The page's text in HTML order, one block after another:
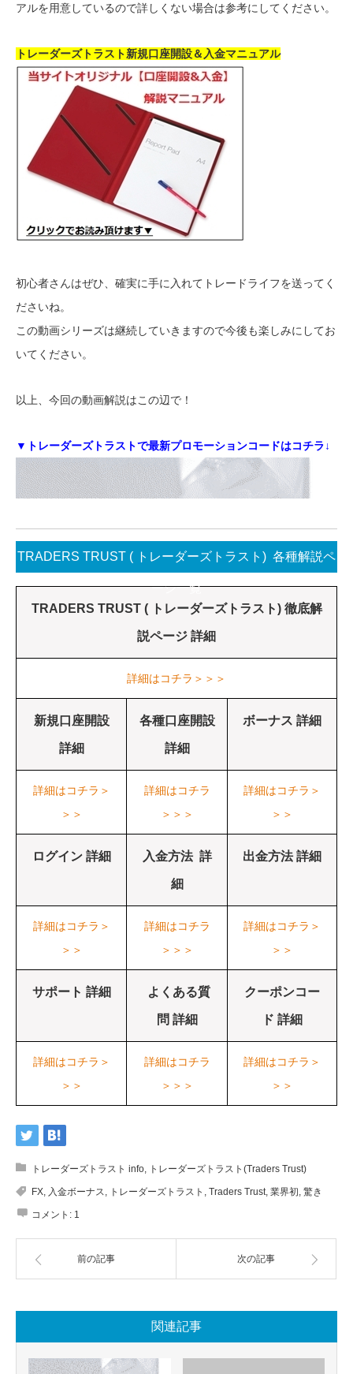
アルを用意しているので詳しくない場合は参考にしてください。
トレーダーズトラスト新規口座開設＆入金マニュアル
初心者さんはぜひ、確実に手に入れてトレードライフを送ってく
ださいね。
この動画シリーズは継続していきますので今後も楽しみにしてお
いてください。
以上、今回の動画解説はこの辺で！
▼トレーダーズトラストで最新プロモーションコードはコチラ↓
TRADERS TRUST ( トレーダーズトラスト) 各種解説ペ
ージ一覧
TRADERS TRUST ( トレーダーズトラスト) 徹底解
説ページ 詳細
詳細はコチラ＞＞＞
新規口座開設
詳細
各種口座開設
詳細
ボーナス 詳細
詳細はコチラ＞
＞＞
詳細はコチラ
＞＞＞
詳細はコチラ＞
＞＞
ログイン 詳細 入金方法 詳
細
出金方法 詳細
詳細はコチラ＞
＞＞
詳細はコチラ
＞＞＞
詳細はコチラ＞
＞＞
サポート 詳細 よくある質
問 詳細
クーポンコー
ド 詳細
詳細はコチラ＞
＞＞
詳細はコチラ
＞＞＞
詳細はコチラ＞
＞＞
トレーダーズトラスト info, トレーダーズトラスト(Traders Trust)
FX, 入金ボーナス, トレーダーズトラスト , Traders Trust, 業界初, 驚き
コメント: 1
前の記事 次の記事
関連記事